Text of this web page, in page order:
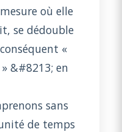
où elle
se dédouble
«
&#8213; en
sans
de temps